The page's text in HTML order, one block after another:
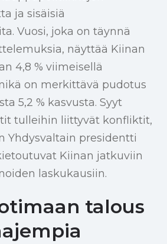
ja sisäisiä
Vuosi, joka on täynnä
näyttää Kiinan
4,8 % viimeisellä
on merkittävä pudotus
5,2 % kasvusta. Syyt
tulleihin liittyvät konfliktit,
Yhdysvaltain presidentti
Kiinan jatkuviin
laskukausiin.
talous